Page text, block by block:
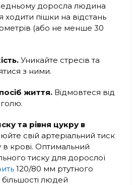
доросла людина
пішки на відстань
(або не менше 30
Уникайте стресів та
з ними.
життя. Відмовтеся від
та рівня цукру в
свій артеріальний тиск
в крові. Оптимальний
тиску для дорослої
120/80 мм ртутного
людей